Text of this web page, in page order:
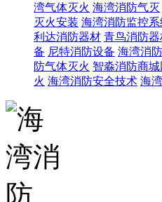
湾气体灭火 海湾消防气灭
灭火安装 海湾消防监控系
利达消防器材 青鸟消防器
备 尼特消防设备 海湾消
防气体灭火 智淼消防商城
火 海湾消防安全技术 海